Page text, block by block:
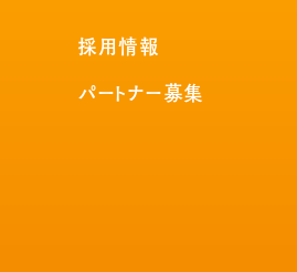
採用情報
パートナー募集